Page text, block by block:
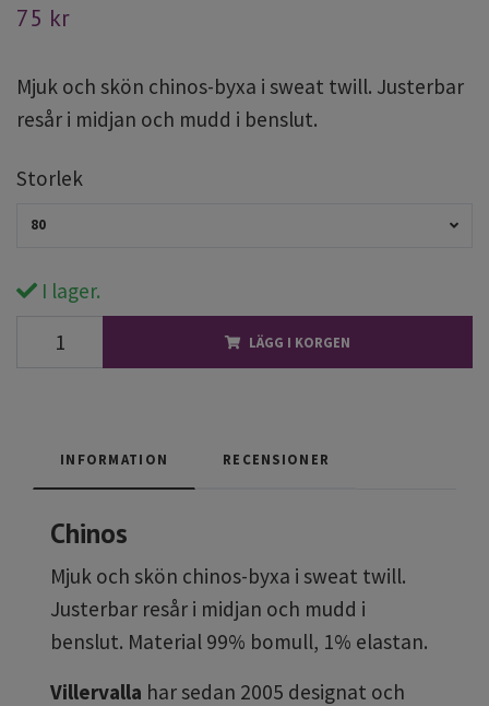
75 kr
Mjuk och skön chinos-byxa i sweat twill. Justerbar
resår i midjan och mudd i benslut.
Storlek
80
I lager.
LÄGG I KORGEN
INFORMATION RECENSIONER
Chinos
Mjuk och skön chinos-byxa i sweat twill.
Justerbar resår i midjan och mudd i
benslut. Material 99% bomull, 1% elastan.
Villervalla har sedan 2005 designat och